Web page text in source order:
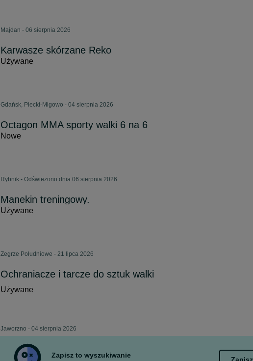
Majdan - 06 sierpnia 2026
Karwasze skórzane Reko
Używane
Gdańsk, Piecki-Migowo - 04 sierpnia 2026
Octagon MMA sporty walki 6 na 6
Nowe
Rybnik - Odświeżono dnia 06 sierpnia 2026
Manekin treningowy.
Używane
Zegrze Południowe - 21 lipca 2026
Ochraniacze i tarcze do sztuk walki
Używane
Jaworzno - 04 sierpnia 2026
Zapisz to wyszukiwanie
Zapisz